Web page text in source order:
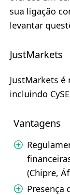
sua ligação
levantar
JustMarkets
JustMarkets
incluindo
Vantagens
(Chipre,
Presença